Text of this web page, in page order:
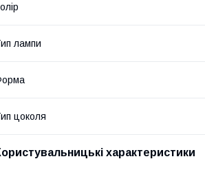
лампи
цоколя
характеристики